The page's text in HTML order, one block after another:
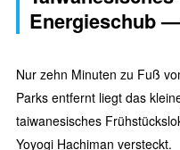
Energieschub
Nur zehn Minuten zu Fuß
Parks entfernt liegt das
taiwanesisches
Yoyogi Hachiman versteckt.